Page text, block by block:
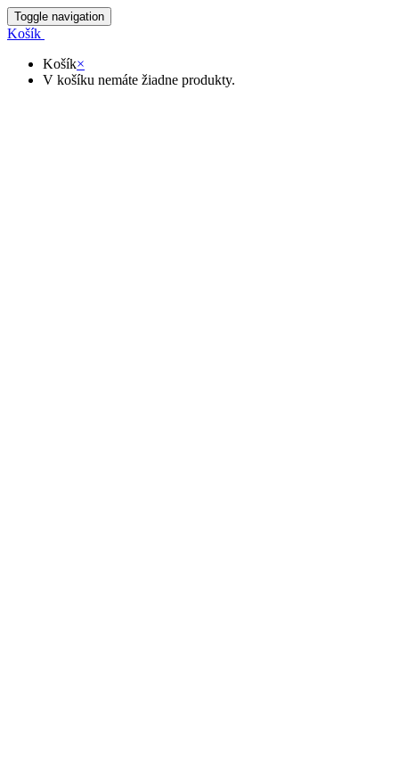
Toggle navigation
Košík
Košík×
V košíku nemáte žiadne produkty.